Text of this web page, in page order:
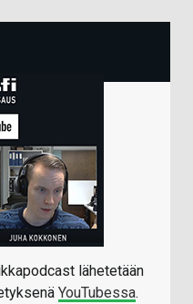
lähetetään
YouTubessa.